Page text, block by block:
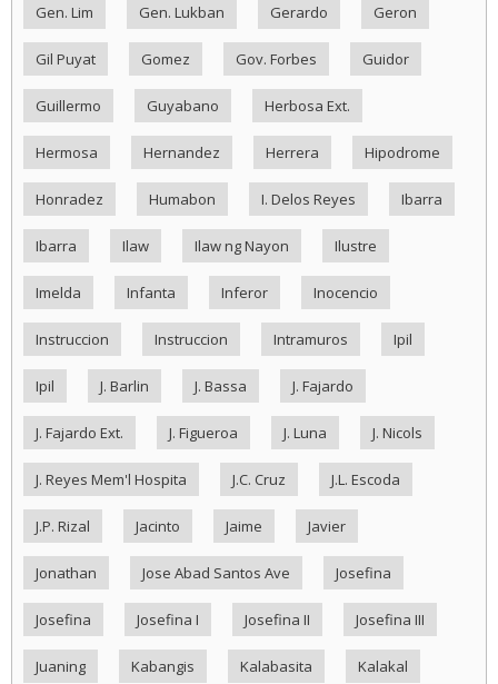
Gen. Lim Gen. Lukban Gerardo Geron
Gil Puyat Gomez Gov. Forbes Guidor
Guillermo Guyabano Herbosa Ext.
Hermosa Hernandez Herrera Hipodrome
Honradez Humabon I. Delos Reyes Ibarra
Ibarra Ilaw Ilaw ng Nayon Ilustre
Imelda Infanta Inferor Inocencio
Instruccion Instruccion Intramuros Ipil
Ipil J. Barlin J. Bassa J. Fajardo
J. Fajardo Ext. J. Figueroa J. Luna J. Nicols
J. Reyes Mem'l Hospita J.C. Cruz J.L. Escoda
J.P. Rizal Jacinto Jaime Javier
Jonathan Jose Abad Santos Ave Josefina
Josefina Josefina I Josefina II Josefina III
Juaning Kabangis Kalabasita Kalakal